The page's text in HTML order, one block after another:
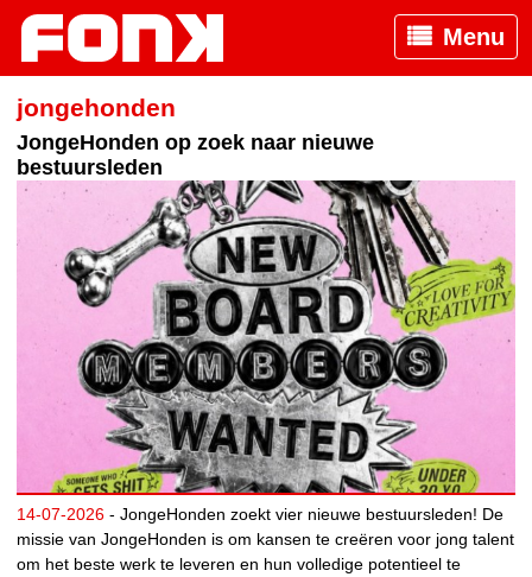
Menu
jongehonden
JongeHonden op zoek naar nieuwe
bestuursleden
14-07-2026 - JongeHonden zoekt vier nieuwe bestuursleden! De
missie van JongeHonden is om kansen te creëren voor jong talent
om het beste werk te leveren en hun volledige potentieel te